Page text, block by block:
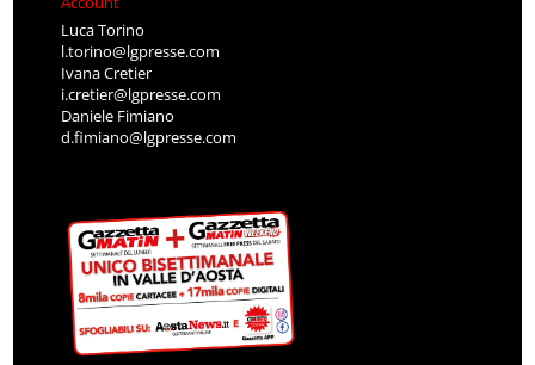
Luca Torino
l.torino@lgpresse.com
Ivana Cretier
i.cretier@lgpresse.com
Daniele Fimiano
d.fimiano@lgpresse.com